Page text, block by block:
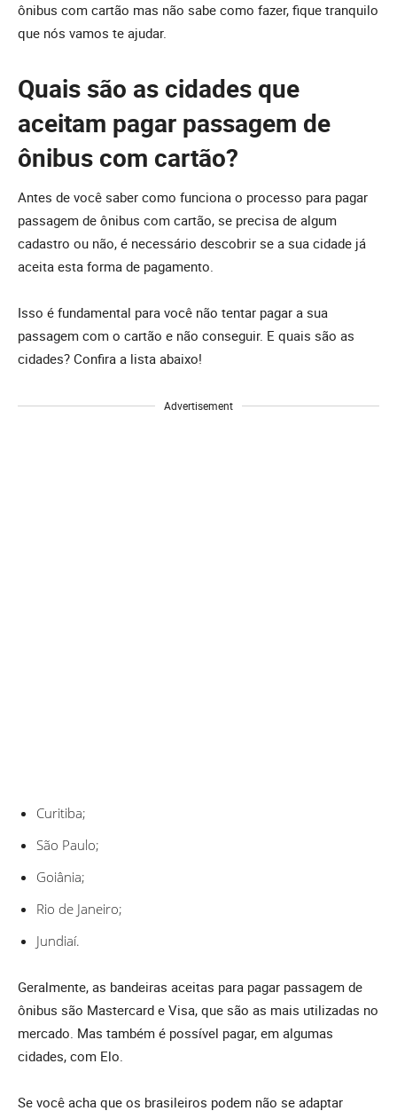
ônibus com cartão mas não sabe como fazer, fique tranquilo
que nós vamos te ajudar.
Quais são as cidades que
aceitam pagar passagem de
ônibus com cartão?
Antes de você saber como funciona o processo para pagar
passagem de ônibus com cartão, se precisa de algum
cadastro ou não, é necessário descobrir se a sua cidade já
aceita esta forma de pagamento.
Isso é fundamental para você não tentar pagar a sua
passagem com o cartão e não conseguir. E quais são as
cidades? Confira a lista abaixo!
Advertisement
Curitiba;
São Paulo;
Goiânia;
Rio de Janeiro;
Jundiaí.
Geralmente, as bandeiras aceitas para pagar passagem de
ônibus são Mastercard e Visa, que são as mais utilizadas no
mercado. Mas também é possível pagar, em algumas
cidades, com Elo.
Se você acha que os brasileiros podem não se adaptar